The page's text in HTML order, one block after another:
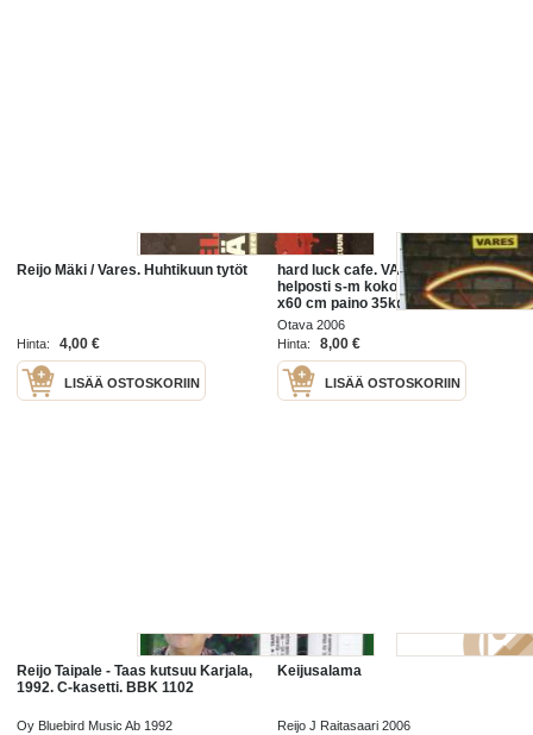
Reijo Mäki / Vares. Huhtikuun tytöt
Hinta: 4,00 €
LISÄÄ OSTOSKORIIN
hard luck cafe. VAKITA.N tarjous
helposti s-m koko paketti 19x36
x60 cm paino 35kg 5e
Otava 2006
Hinta:
8,00 €
LISÄÄ OSTOSKORIIN
Reijo Taipale - Taas kutsuu Karjala,
1992. C-kasetti. BBK 1102
Oy Bluebird Music Ab 1992
Keijusalama
Reijo J Raitasaari 2006